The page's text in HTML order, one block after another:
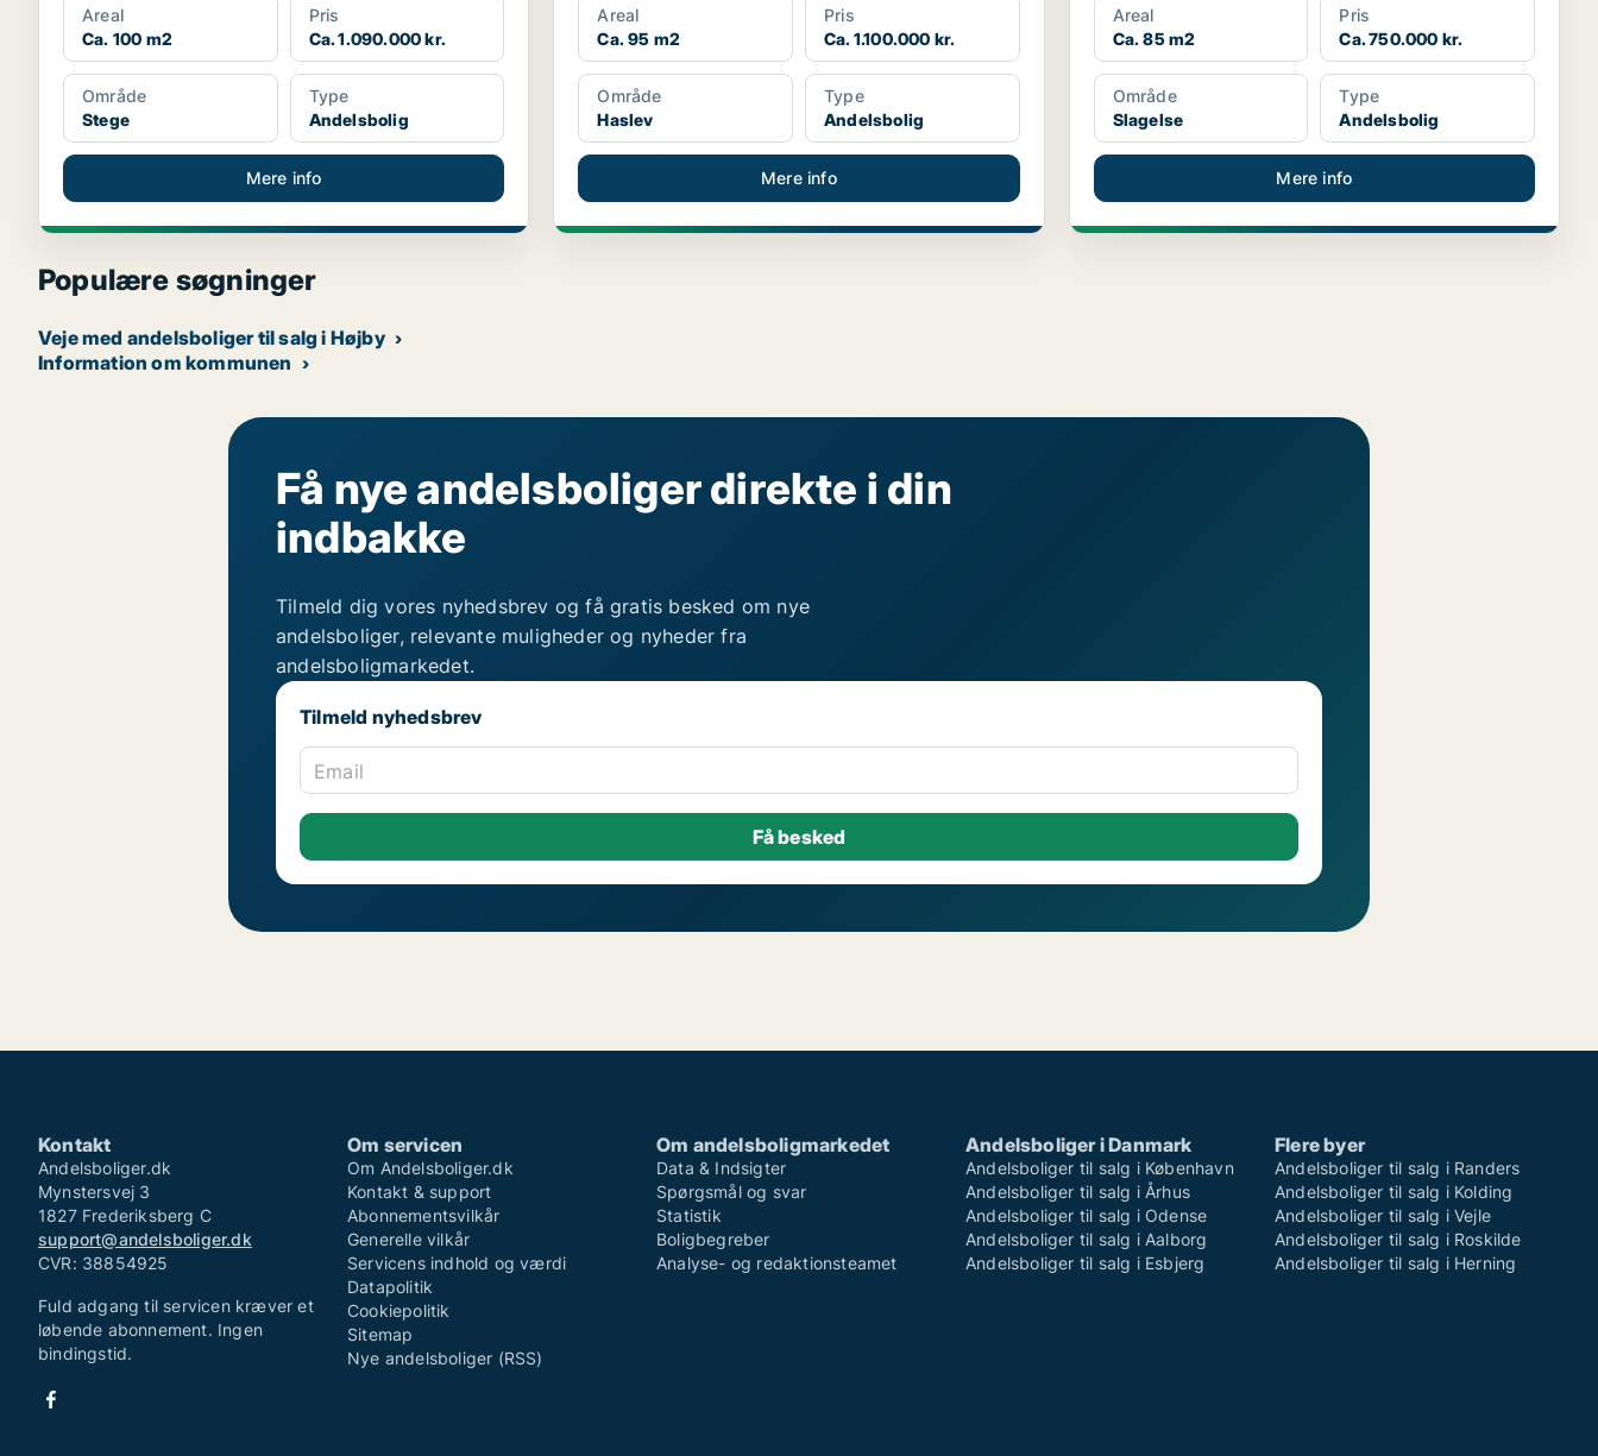
Areal
Ca. 100 m2
Pris
Ca. 1.090.000 kr.
Område
Stege
Type
Andelsbolig
Mere info
Areal
Ca. 95 m2
Pris
Ca. 1.100.000 kr.
Område
Haslev
Type
Andelsbolig
Mere info
Areal
Ca. 85 m2
Pris
Ca. 750.000 kr.
Område
Slagelse
Type
Andelsbolig
Mere info
Populære søgninger
Veje med andelsboliger til salg i Højby
Information om kommunen
Få nye andelsboliger direkte i din
indbakke
Tilmeld dig vores nyhedsbrev og få gratis besked om nye
andelsboliger, relevante muligheder og nyheder fra
andelsboligmarkedet.
Tilmeld nyhedsbrev
Email
Kontakt
Andelsboliger.dk
Mynstersvej 3
1827 Frederiksberg C
support@andelsboliger.dk
CVR: 38854925
Fuld adgang til servicen kræver et
løbende abonnement. Ingen
bindingstid.
Om servicen
Om Andelsboliger.dk
Kontakt & support
Abonnementsvilkår
Generelle vilkår
Servicens indhold og værdi
Datapolitik
Cookiepolitik
Sitemap
Nye andelsboliger (RSS)
Om andelsboligmarkedet
Data & Indsigter
Spørgsmål og svar
Statistik
Boligbegreber
Analyse- og redaktionsteamet
Andelsboliger i Danmark
Andelsboliger til salg i København
Andelsboliger til salg i Århus
Andelsboliger til salg i Odense
Andelsboliger til salg i Aalborg
Andelsboliger til salg i Esbjerg
Flere byer
Andelsboliger til salg i Randers
Andelsboliger til salg i Kolding
Andelsboliger til salg i Vejle
Andelsboliger til salg i Roskilde
Andelsboliger til salg i Herning